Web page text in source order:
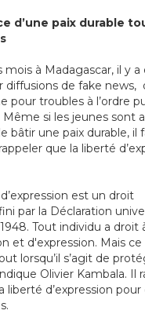
d’une paix durable
mois à Madagascar, il y a
diffusions de fake news,
pour troubles à l’ordre
Même si les jeunes sont
bâtir une paix durable, il
que la liberté
est un droit
par la Déclaration
Tout individu a droit
et d'expression. Mais ce
lorsqu’il s’agit de
Olivier Kambala. Il
liberté d’expression